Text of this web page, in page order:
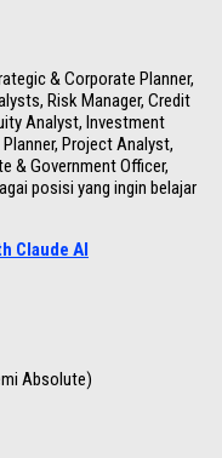
& Corporate Planner,
Risk Manager, Credit
Analyst, Investment
Project Analyst,
& Government Officer,
posisi yang ingin belajar
Claude AI
Absolute)